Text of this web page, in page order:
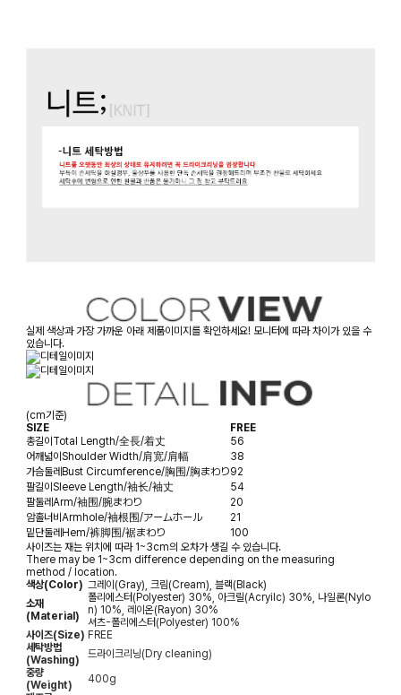
실제 색상과 가장 가까운 아래 제품이미지를 확인하세요! 모니터에 따라 차이가 있을 수
있습니다.
(cm기준)
SIZE
FREE
총길이 Total Length/全長/着丈
56
어깨넓이 Shoulder Width/肩宽/肩幅
38
가슴둘레 Bust Circumference/胸围/胸まわり92
팔길이 Sleeve Length/袖长/袖丈
54
팔둘레 Arm/袖围/腕まわり
20
암홀너비 Armhole/袖根围/アームホール
21
밑단둘레 Hem/裤脚围/裾まわり
100
사이즈는 재는 위치에 따라 1~3cm의 오차가 생길 수 있습니다.
There may be 1~3cm difference depending on the measuring
method / location.
색상(Color) 그레이(Gray), 크림(Cream), 블랙(Black)
소재
(Material)
폴리에스터(Polyester) 30%, 아크릴(Acryilc) 30%, 나일론(Nylo
n) 10%, 레이온(Rayon) 30%
셔츠-폴리에스터(Polyester) 100%
사이즈(Size) FREE
세탁방법
(Washing)
드라이크리닝(Dry cleaning)
중량
(Weight)
400g